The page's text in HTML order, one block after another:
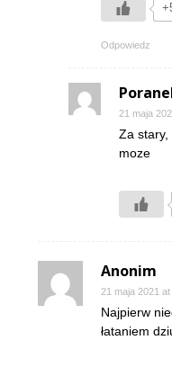
Odpowiedz
21 maja
Za stary,
moze
Anonim
21 maja 2021
Najpierw
łataniem